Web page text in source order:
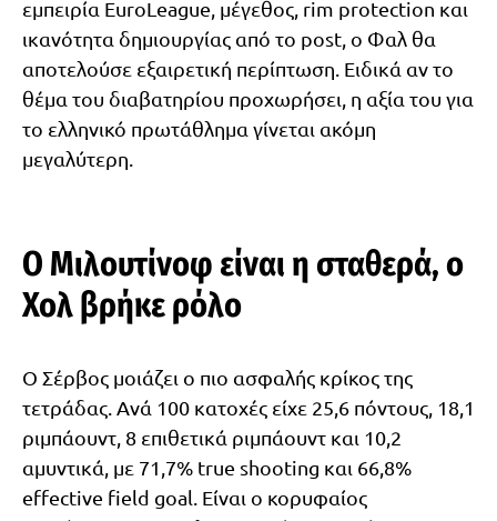
εμπειρία EuroLeague, μέγεθος, rim protection και
ικανότητα δημιουργίας από το post, ο Φαλ θα
αποτελούσε εξαιρετική περίπτωση. Ειδικά αν το
θέμα του διαβατηρίου προχωρήσει, η αξία του για
το ελληνικό πρωτάθλημα γίνεται ακόμη
μεγαλύτερη.
Ο Μιλουτίνοφ είναι η σταθερά, ο
Χολ βρήκε ρόλο
Ο Σέρβος μοιάζει ο πιο ασφαλής κρίκος της
τετράδας. Ανά 100 κατοχές είχε 25,6 πόντους, 18,1
ριμπάουντ, 8 επιθετικά ριμπάουντ και 10,2
αμυντικά, με 71,7% true shooting και 66,8%
effective field goal. Είναι ο κορυφαίος